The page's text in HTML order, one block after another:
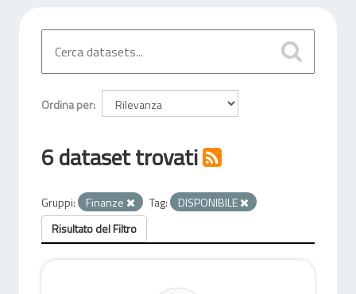
Ordina per
6 dataset trovati
Gruppi: Finanze Tag:
DISPONIBILE
Risultato del Filtro